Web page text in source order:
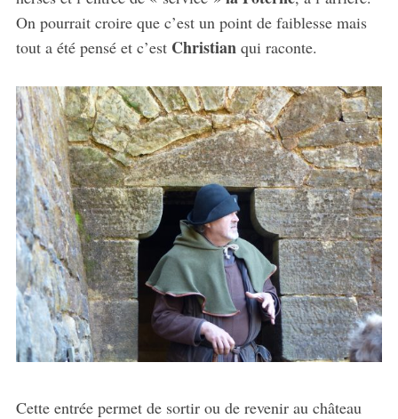
On pourrait croire que c’est un point de faiblesse mais
tout a été pensé et c’est Christianqui raconte.
Cette entrée permet de sortir ou de revenir au château